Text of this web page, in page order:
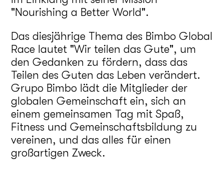
"Nourishing a Better World".
Das diesjährige Thema des Bimbo Global
Race lautet "Wir teilen das Gute", um
den Gedanken zu fördern, dass das
Teilen des Guten das Leben verändert.
Grupo Bimbo lädt die Mitglieder der
globalen Gemeinschaft ein, sich an
einem gemeinsamen Tag mit Spaß,
Fitness und Gemeinschaftsbildung zu
vereinen, und das alles für einen
großartigen Zweck.